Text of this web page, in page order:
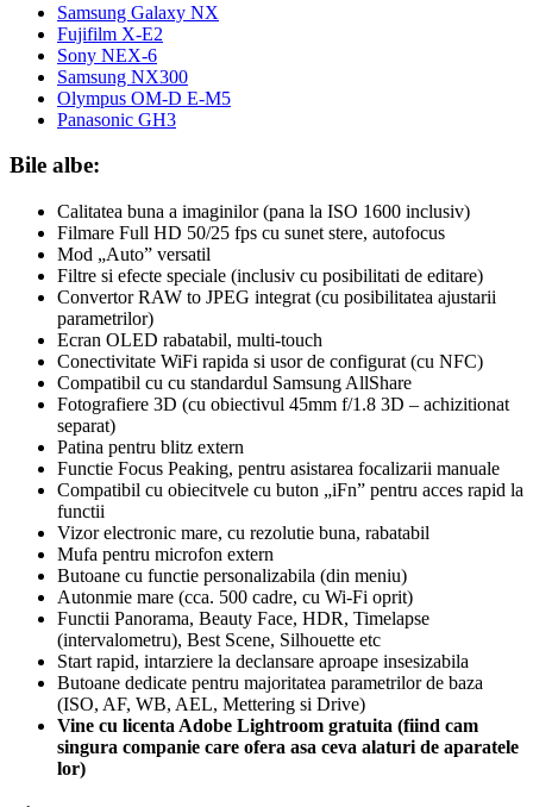
Samsung Galaxy NX
Fujifilm X-E2
Sony NEX-6
Samsung NX300
Olympus OM-D E-M5
Panasonic GH3
Bile albe:
Calitatea buna a imaginilor (pana la ISO 1600 inclusiv)
Filmare Full HD 50/25 fps cu sunet stere, autofocus
Mod „Auto” versatil
Filtre si efecte speciale (inclusiv cu posibilitati de editare)
Convertor RAW to JPEG integrat (cu posibilitatea ajustarii
parametrilor)
Ecran OLED rabatabil, multi-touch
Conectivitate WiFi rapida si usor de configurat (cu NFC)
Compatibil cu cu standardul Samsung AllShare
Fotografiere 3D (cu obiectivul 45mm f/1.8 3D – achizitionat
separat)
Patina pentru blitz extern
Functie Focus Peaking, pentru asistarea focalizarii manuale
Compatibil cu obiecitvele cu buton „iFn” pentru acces rapid la
functii
Vizor electronic mare, cu rezolutie buna, rabatabil
Mufa pentru microfon extern
Butoane cu functie personalizabila (din meniu)
Autonmie mare (cca. 500 cadre, cu Wi-Fi oprit)
Functii Panorama, Beauty Face, HDR, Timelapse
(intervalometru), Best Scene, Silhouette etc
Start rapid, intarziere la declansare aproape insesizabila
Butoane dedicate pentru majoritatea parametrilor de baza
(ISO, AF, WB, AEL, Mettering si Drive)
Vine cu licenta Adobe Lightroom gratuita (fiind cam
singura companie care ofera asa ceva alaturi de aparatele
lor)